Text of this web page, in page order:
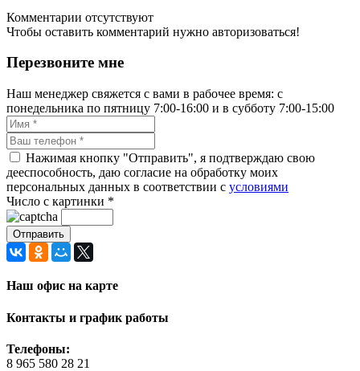
Комментарии отсутствуют
Чтобы оставить комментарий нужно авторизоваться!
Перезвоните мне
Наш менеджер свяжется с вами в рабочее время: с
понедельника по пятницу 7:00-16:00 и в субботу 7:00-15:00
Нажимая кнопку "Отправить", я подтверждаю свою
дееспособность, даю согласие на обработку моих
персональных данных в соответствии с условиями
Число с картинки *
Наш офис на карте
Контакты и график работы
Телефоны:
8 965 580 28 21